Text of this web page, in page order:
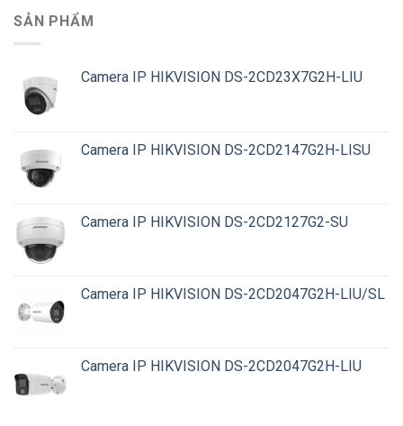
SẢN PHẨM
Camera IP HIKVISION DS-2CD23X7G2H-LIU
Camera IP HIKVISION DS-2CD2147G2H-LISU
Camera IP HIKVISION DS-2CD2127G2-SU
Camera IP HIKVISION DS-2CD2047G2H-LIU/SL
Camera IP HIKVISION DS-2CD2047G2H-LIU